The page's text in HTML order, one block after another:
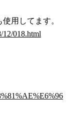
用してます。
12/018.html